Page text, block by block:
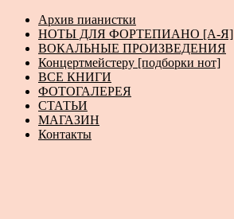
Архив пианистки
НОТЫ ДЛЯ ФОРТЕПИАНО [А-Я]
ВОКАЛЬНЫЕ ПРОИЗВЕДЕНИЯ
Концертмейстеру [подборки нот]
ВСЕ КНИГИ
ФОТОГАЛЕРЕЯ
СТАТЬИ
МАГАЗИН
Контакты